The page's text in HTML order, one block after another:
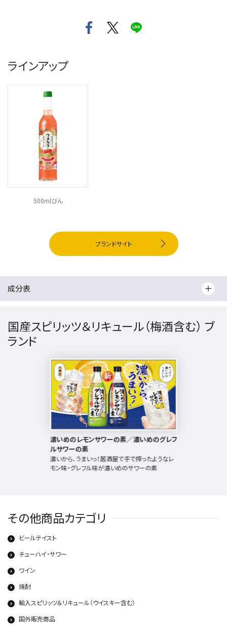
ラインアップ
500mlびん
ブランドサイト
成分表
国産スピリッツ＆リキュール（梅酒含む） ブ
ランド
濃いめのレモンサワーの素／濃いめのグレフ
ルサワーの素
濃いから、うまいっ！居酒屋で手で搾ったようなレ
モン味・グレフル味が濃いめのサワーの素
その他商品カテゴリ
ビールテイスト
チューハイ・サワー
ワイン
焼酎
輸入スピリッツ＆リキュール（ウイスキー含む）
国外販売商品